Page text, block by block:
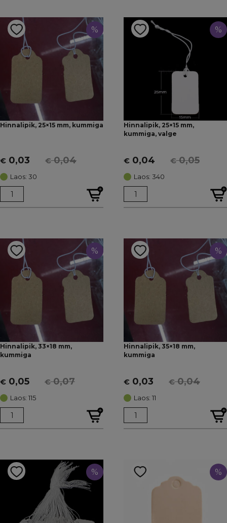
%
Hinnalipik, 25×15 mm, kummiga
€0,04
Algne
hind
oli:
€ 0,04.
€ 0,03
Current
price
is:
€ 0,03.
Laos: 30
%
Hinnalipik, 25×15 mm,
kummiga, valge
€0,05
Algne
hind
oli:
€ 0,05.
€ 0,04
Current
price
is:
€ 0,04.
Laos: 340
%
Hinnalipik, 33×18 mm,
kummiga
€0,07
Algne
hind
oli:
€ 0,07.
€ 0,05
Current
price
is:
€ 0,05.
Laos: 115
%
Hinnalipik, 35×18 mm,
kummiga
€0,04
Algne
hind
oli:
€ 0,04.
€ 0,03
Current
price
is:
€ 0,03.
Laos: 11
% %